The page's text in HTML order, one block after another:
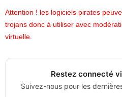
Attention ! les logiciels pirates
trojans donc à utiliser avec
virtuelle.
Restez connecté
Suivez-nous pour les